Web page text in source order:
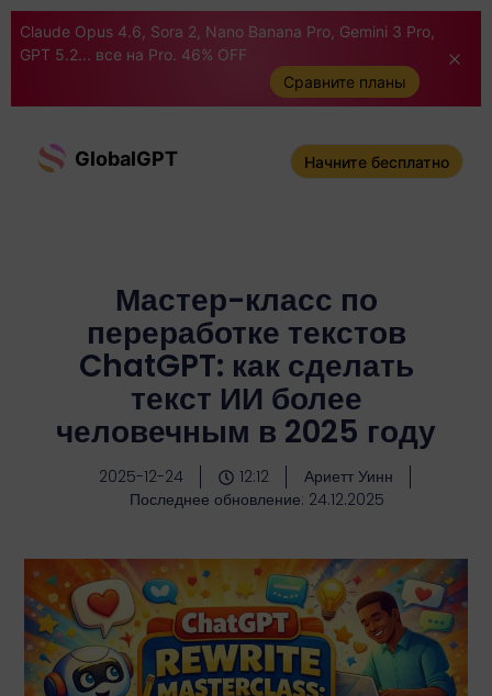
Claude Opus 4.6, Sora 2, Nano Banana Pro, Gemini 3 Pro,
GPT 5.2... все на Pro. 46% OFF
Сравните планы
GlobalGPT Начните бесплатно
Мастер-класс по
переработке текстов
ChatGPT: как сделать
текст ИИ более
человечным в 2025 году
2025-12-24 12:12
Ариетт Уинн
Последнее обновление: 24.12.2025